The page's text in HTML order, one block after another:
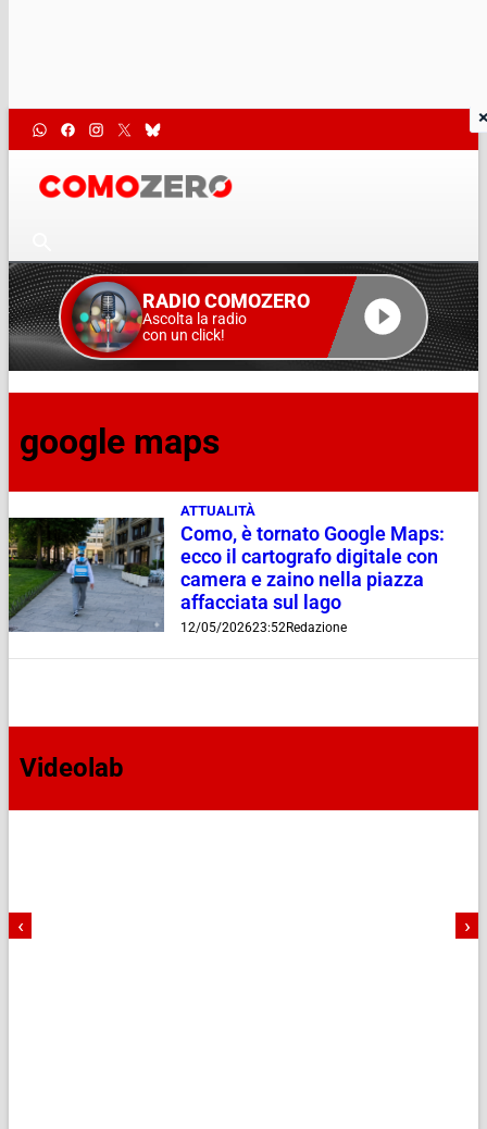
RADIO COMOZERO
Ascolta la radio
con un click!
google maps
ATTUALITÀ
Como, è tornato Google Maps:
ecco il cartografo digitale con
camera e zaino nella piazza
affacciata sul lago
12/05/202623:52Redazione
Videolab
‹ ›